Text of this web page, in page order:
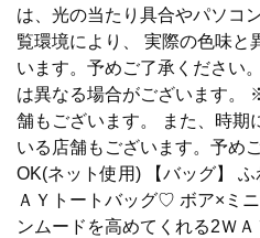
は、光の当たり具合やパソコ
覧環境により、 実際の色味と
います。予めご了承ください
は異なる場合がございます。
舗もございます。 また、時期
いる店舗もございます。予め
OK(ネット使用) 【バッグ】
ＡＹトートバッグ♡ ボア×ミ
ンムードを高めてくれる2Ｗ